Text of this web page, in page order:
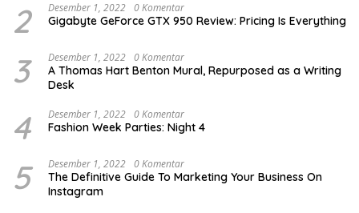
2 Desember 1, 2022 0 Komentar
Gigabyte GeForce GTX 950 Review: Pricing Is Everything
3 Desember 1, 2022 0 Komentar
A Thomas Hart Benton Mural, Repurposed as a Writing
Desk
4 Desember 1, 2022 0 Komentar
Fashion Week Parties: Night 4
5 Desember 1, 2022 0 Komentar
The Definitive Guide To Marketing Your Business On
Instagram